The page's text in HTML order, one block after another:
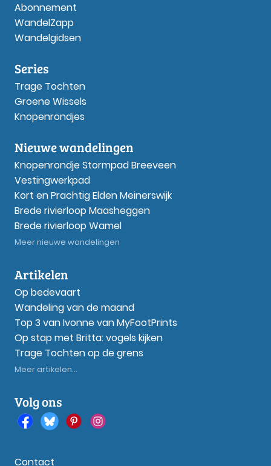
Abonnement
WandelZapp
Wandelgidsen
Series
Trage Tochten
Groene Wissels
Knopenrondjes
Nieuwe wandelingen
Knopenrondje Stormpad Breeveen
Vestingwerkpad
Kort en Prachtig Elden Meinerswijk
Brede rivierloop Maasheggen
Brede rivierloop Wamel
Meer nieuwe wandelingen
Artikelen
Op bedevaart
Wandeling van de maand
Top 3 van Ivonne van MyFootPrints
Op stap met Britta: vogels kijken
Trage Tochten op de grens
Meer artikelen...
Volg ons
Contact